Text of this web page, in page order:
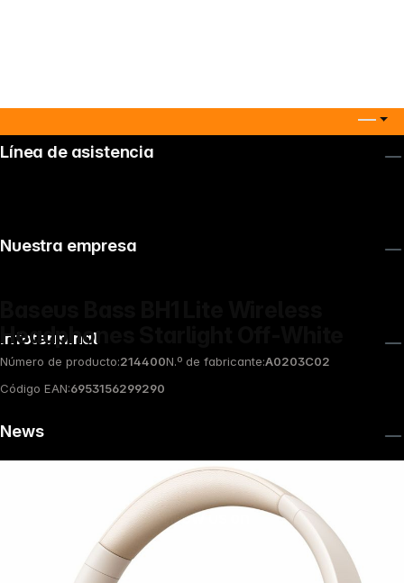
Headphones Starlight Off-White
Número de producto:214400N.º de fabricante:A0203C02
Código EAN:6953156299290
Línea de asistencia
Nuestra empresa
Infoterminal
News
Follow us on